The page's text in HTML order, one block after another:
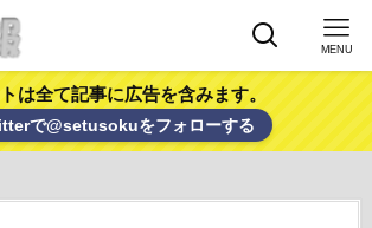
MENU
は全て記事に広告を含みます。
で@setusokuをフォローする